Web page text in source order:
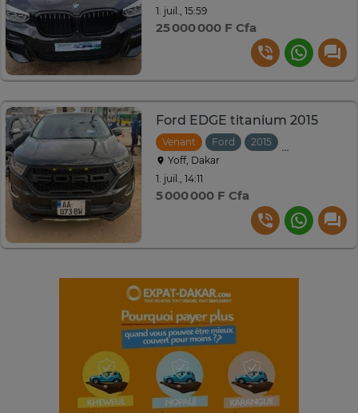
1. juil., 15:59
25 000 000 F Cfa
Ford EDGE titanium 2015
Venant Ford 2015
Yoff, Dakar
1. juil., 14:11
5 000 000 F Cfa